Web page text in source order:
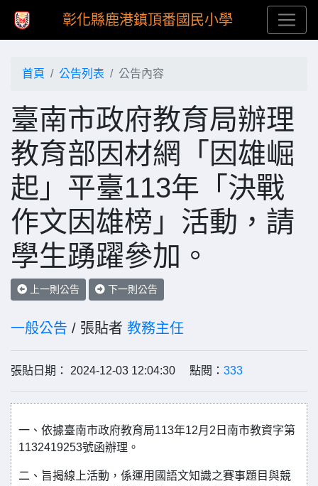
彰化縣鹿港鎮頂番國民小學
首頁 公告列表 公告內容
臺南市政府教育局辦理
教育部因材網「因雄崛
起」平臺113年「決戰
作文因雄榜」活動，請
學生踴躍參加。
上一則公告 下一則公告
一般公告 / 張貼者 教務主任
張貼日期： 2024-12-03 12:04:30 點閱： 333
一、依據臺南市政府教育局113年12月2日南市教資字第
1132419253號函辦理。
二、旨揭線上活動，係運用國語文知識之賽事題目與競